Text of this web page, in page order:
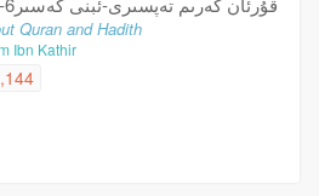
Quran and Hadith
Ibn Kathir